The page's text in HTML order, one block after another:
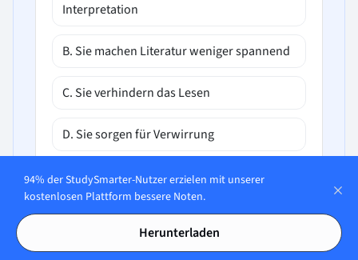
Interpretation
B. Sie machen Literatur weniger spannend
C. Sie verhindern das Lesen
D. Sie sorgen für Verwirrung
94% der StudySmarter-Nutzer erzielen mit unserer
kostenlosen Plattform bessere Noten.
Herunterladen